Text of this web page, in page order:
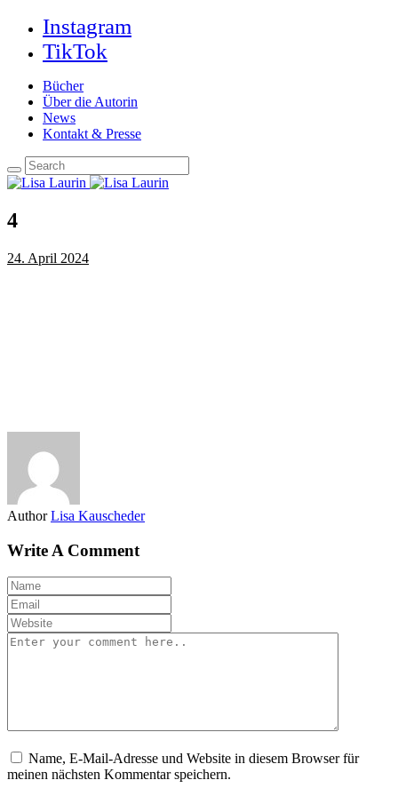
Instagram
TikTok
Bücher
Über die Autorin
News
Kontakt & Presse
4
24. April 2024
Author Lisa Kauscheder
Write A Comment
Name, E-Mail-Adresse und Website in diesem Browser für
meinen nächsten Kommentar speichern.